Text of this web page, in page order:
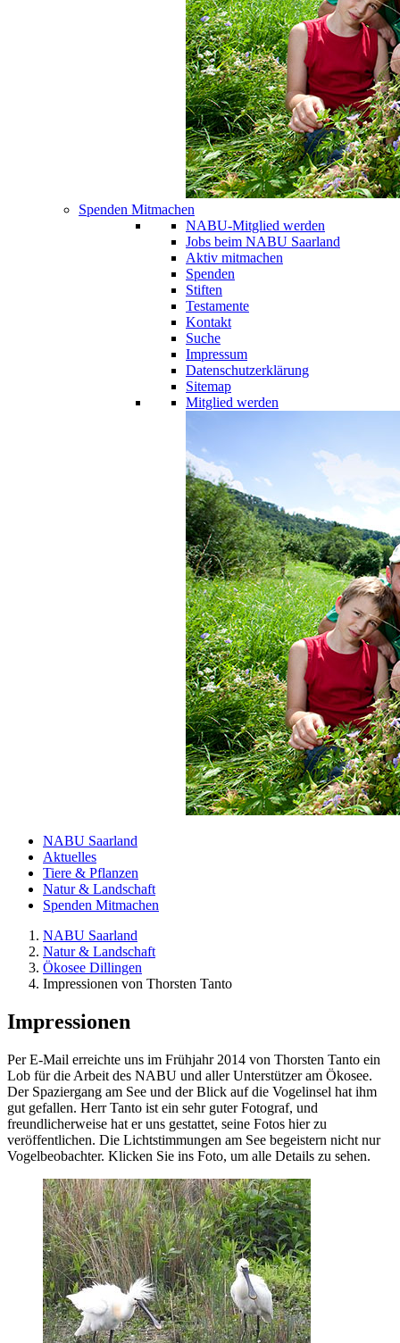
Spenden Mitmachen
NABU-Mitglied werden
Jobs beim NABU Saarland
Aktiv mitmachen
Spenden
Stiften
Testamente
Kontakt
Suche
Impressum
Datenschutzerklärung
Sitemap
Mitglied werden
NABU Saarland
Aktuelles
Tiere & Pflanzen
Natur & Landschaft
Spenden Mitmachen
NABU Saarland
Natur & Landschaft
Ökosee Dillingen
Impressionen von Thorsten Tanto
Impressionen
Per E-Mail erreichte uns im Frühjahr 2014 von Thorsten Tanto ein
Lob für die Arbeit des NABU und aller Unterstützer am Ökosee.
Der Spaziergang am See und der Blick auf die Vogelinsel hat ihm
gut gefallen. Herr Tanto ist ein sehr guter Fotograf, und
freundlicherweise hat er uns gestattet, seine Fotos hier zu
veröffentlichen. Die Lichtstimmungen am See begeistern nicht nur
Vogelbeobachter. Klicken Sie ins Foto, um alle Details zu sehen.